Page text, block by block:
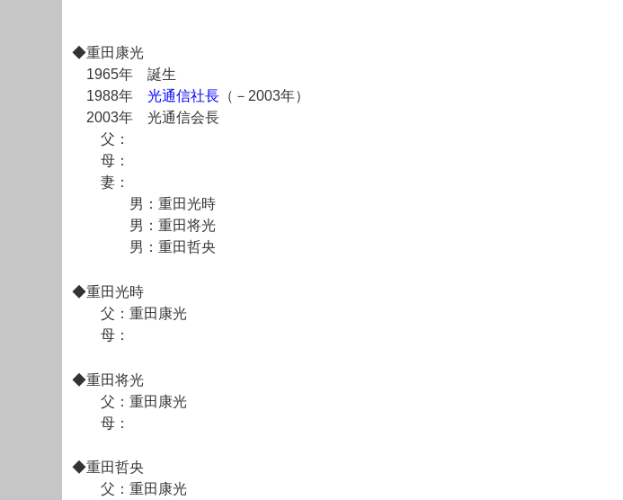
◆重田康光
1965年 誕生
1988年 光通信社長 （－2003年）
2003年 光通信会長
父：
母：
妻：
男：重田光時
男：重田将光
男：重田哲央
◆重田光時
父：重田康光
母：
◆重田将光
父：重田康光
母：
◆重田哲央
父：重田康光